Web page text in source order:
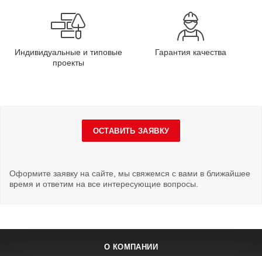
Индивидуальные и типовые
проекты
Гарантия качества
ОСТАВИТЬ ЗАЯВКУ
Оформите заявку на сайте, мы свяжемся с вами в ближайшее
время и ответим на все интересующие вопросы.
О КОМПАНИИ